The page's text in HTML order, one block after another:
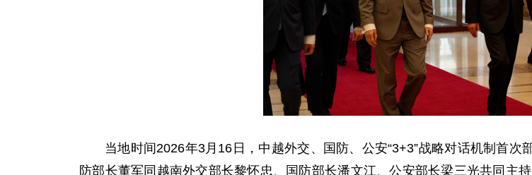
当地时间2026年3月16日，中越外交、国防、公安“3+3”战略对话机制首
防部长董军同越南外交部长黎怀忠、国防部长潘文江、公安部长梁三光共同主